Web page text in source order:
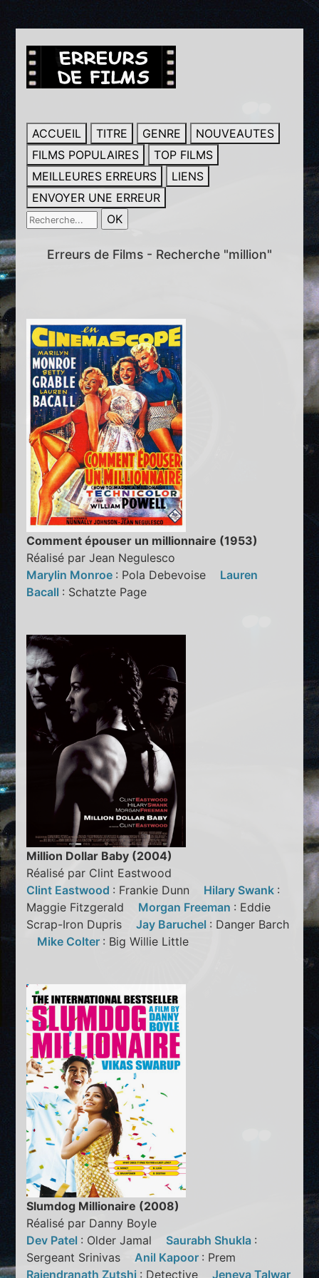
ACCUEIL TITRE GENRE
NOUVEAUTES
FILMS POPULAIRES
TOP FILMS
MEILLEURES ERREURS
LIENS
ENVOYER UNE ERREUR
Erreurs de Films - Recherche "million"
Comment épouser un millionnaire (1953)
Réalisé par Jean Negulesco
Marylin Monroe : Pola Debevoise Lauren
Bacall : Schatzte Page
Million Dollar Baby (2004)
Réalisé par Clint Eastwood
Clint Eastwood : Frankie Dunn Hilary Swank :
Maggie Fitzgerald Morgan Freeman : Eddie
Scrap-Iron DuprisJay Baruchel : Danger Barch
Mike Colter : Big Willie Little
Slumdog Millionaire (2008)
Réalisé par Danny Boyle
Dev Patel : Older Jamal Saurabh Shukla :
Sergeant Srinivas Anil Kapoor : Prem
Rajendranath Zutshi : DetectiveJeneva Talwar